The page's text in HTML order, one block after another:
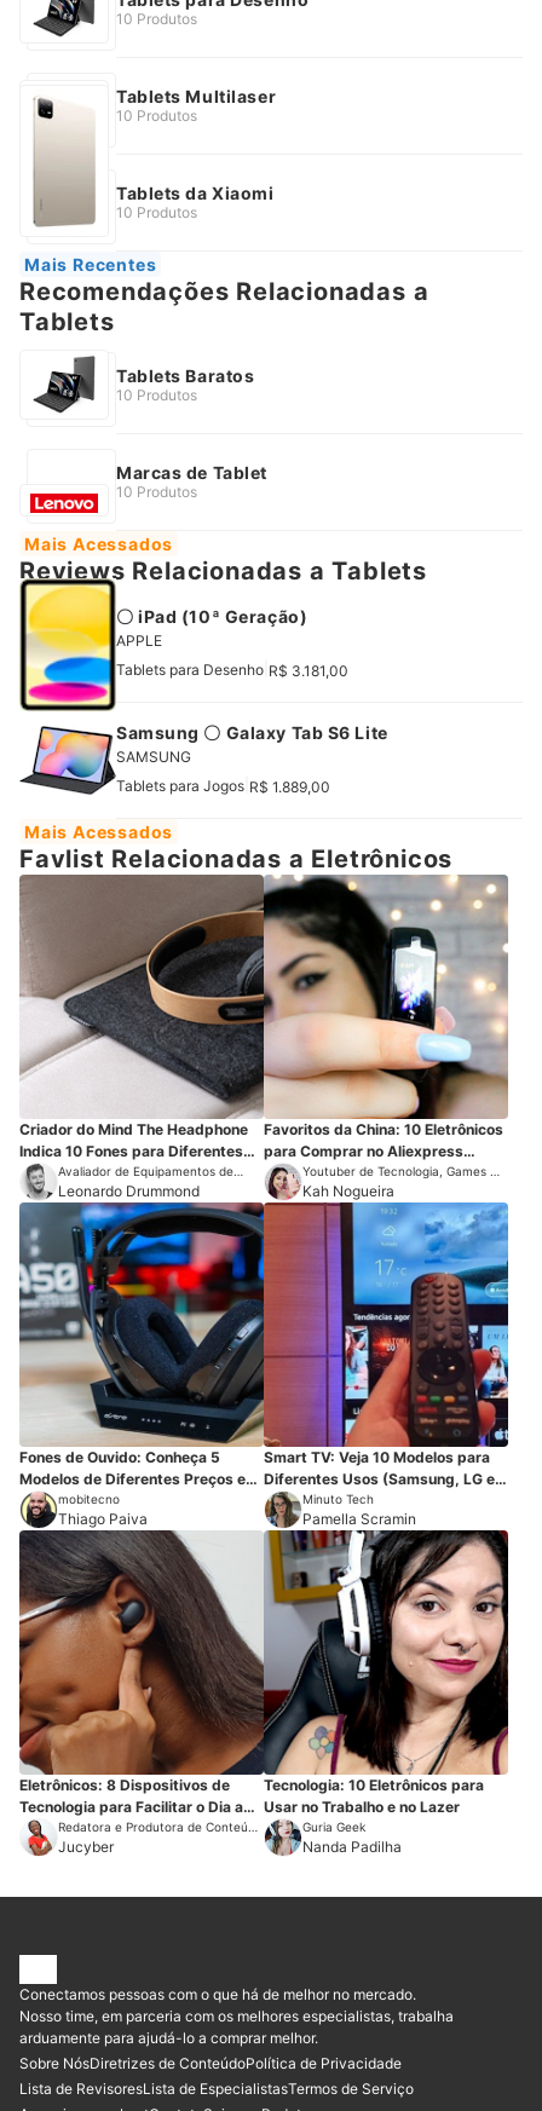
10 Produtos
Tablets Multilaser
10 Produtos
Tablets da Xiaomi
10 Produtos
Mais Recentes
Recomendações Relacionadas a
Tablets
Tablets Baratos
10 Produtos
Marcas de Tablet
10 Produtos
Mais Acessados
Reviews Relacionadas a Tablets
〇 iPad (10ª Geração)
APPLE
Tablets para Desenho R$ 3.181,00
Samsung 〇 Galaxy Tab S6 Lite
SAMSUNG
Tablets para Jogos R$ 1.889,00
Mais Acessados
Favlist Relacionadas a Eletrônicos
Criador do Mind The Headphone
Indica 10 Fones para Diferentes
PerfisAvaliador de Equipamentos de
Áudio
Leonardo Drummond
Favoritos da China: 10 Eletrônicos
para Comprar no Aliexpress
(Xiaomi, Honor, entre outros)
Youtuber de Tecnologia, Games e
Aplicativos
Kah Nogueira
Fones de Ouvido: Conheça 5
Modelos de Diferentes Preços e
Marcasmobitecno
Thiago Paiva
Smart TV: Veja 10 Modelos para
Diferentes Usos (Samsung, LG e
mais)Minuto Tech
Pamella Scramin
Eletrônicos: 8 Dispositivos de
Tecnologia para Facilitar o Dia a
Dia
Redatora e Produtora de Conteúdo
Sobre Tecnologia
Jucyber
Tecnologia: 10 Eletrônicos para
Usar no Trabalho e no Lazer
Guria Geek
Nanda Padilha
Conectamos pessoas com o que há de melhor no mercado.
Nosso time, em parceria com os melhores especialistas, trabalha
arduamente para ajudá-lo a comprar melhor.
Sobre NósDiretrizes de ConteúdoPolítica de Privacidade
Lista de RevisoresLista de EspecialistasTermos de Serviço